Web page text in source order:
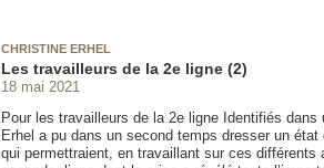
CHRISTINE ERHEL
Les travailleurs de la 2e ligne (2)
18 mai 2021
Pour les travailleurs de la 2e ligne Identifiés
Erhel a pu dans un second temps dresser un
qui permettraient, en travaillant sur ces différents